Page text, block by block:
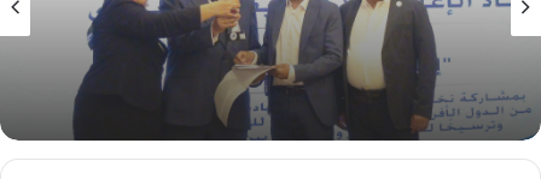
31 يوليو، 2026
اتحاد الإعلاميين الأفريقي الآسيوي يكرّم الإعلامي
التشادي محمد المستور تقديراً لجهوده في تطوير
الإعلام وتعزيز الحوار الوطني